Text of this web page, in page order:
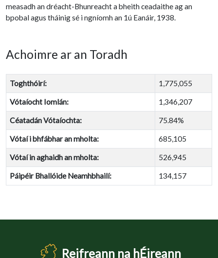
measadh an dréacht-Bhunreacht a bheith ceadaithe ag an
bpobal agus tháinig sé i ngníomh an 1ú Eanáir, 1938.
Achoimre ar an Toradh
Toghthóirí: 1,775,055
Vótaíocht Iomlán: 1,346,207
Céatadán Vótaíochta: 75.84%
Vótaí i bhfábhar an mholta: 685,105
Vótaí in aghaidh an mholta: 526,945
Páipéir Bhallóide Neamhbhailí: 134,157
Reifreann na hÉireann